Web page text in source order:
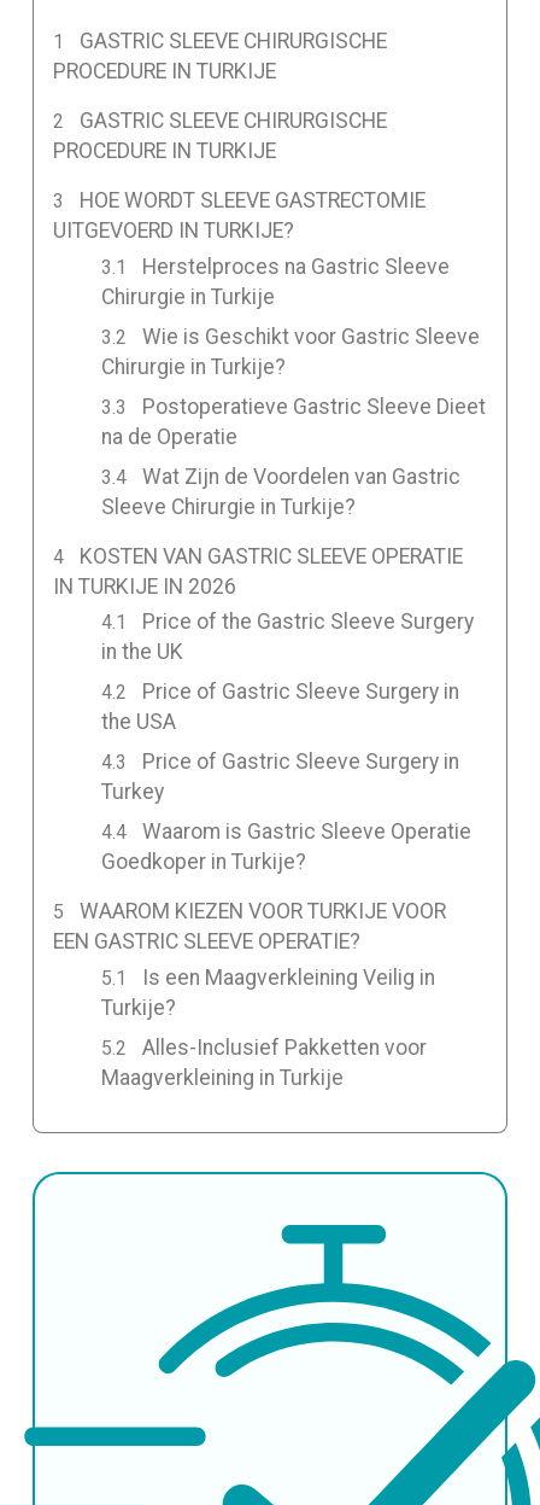
GASTRIC SLEEVE CHIRURGISCHE
PROCEDURE IN TURKIJE
GASTRIC SLEEVE CHIRURGISCHE
PROCEDURE IN TURKIJE
HOE WORDT SLEEVE GASTRECTOMIE
UITGEVOERD IN TURKIJE?
Herstelproces na Gastric Sleeve
Chirurgie in Turkije
Wie is Geschikt voor Gastric Sleeve
Chirurgie in Turkije?
Postoperatieve Gastric Sleeve Dieet
na de Operatie
Wat Zijn de Voordelen van Gastric
Sleeve Chirurgie in Turkije?
KOSTEN VAN GASTRIC SLEEVE OPERATIE
IN TURKIJE IN 2026
Price of the Gastric Sleeve Surgery
in the UK
Price of Gastric Sleeve Surgery in
the USA
Price of Gastric Sleeve Surgery in
Turkey
Waarom is Gastric Sleeve Operatie
Goedkoper in Turkije?
WAAROM KIEZEN VOOR TURKIJE VOOR
EEN GASTRIC SLEEVE OPERATIE?
Is een Maagverkleining Veilig in
Turkije?
Alles-Inclusief Pakketten voor
Maagverkleining in Turkije